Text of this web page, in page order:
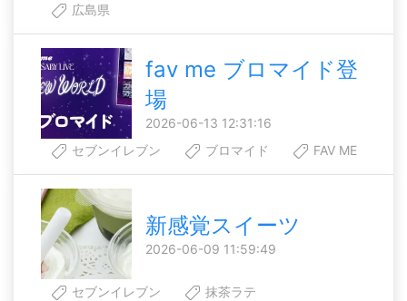
広島県
fav me ブロマイド登
場
2026-06-13 12:31:16
セブンイレブン
ブロマイド FAV ME
新感覚スイーツ
2026-06-09 11:59:49
セブンイレブン
抹茶ラテ